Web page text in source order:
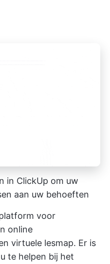
in ClickUp om uw
aan uw behoeften
voor
online
virtuele lesmap. Er is
te helpen bij het